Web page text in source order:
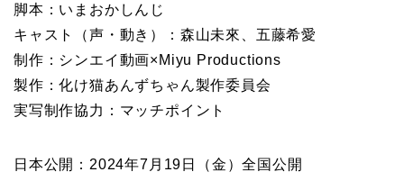
脚本：いまおかしんじ
キャスト（声・動き）：森山未來、五藤希愛
制作：シンエイ動画×Miyu Productions
製作：化け猫あんずちゃん製作委員会
実写制作協力：マッチポイント
日本公開：2024年7月19日（金）全国公開